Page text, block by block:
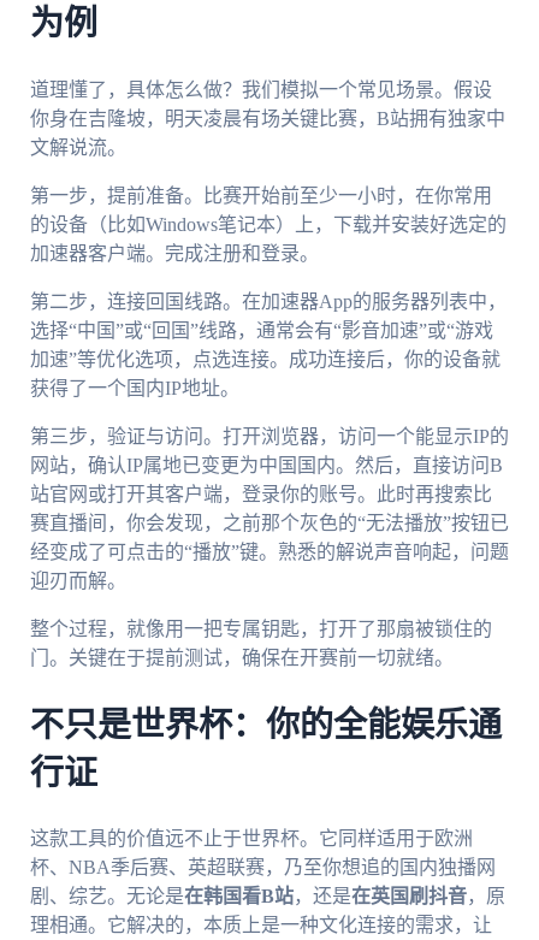
为例
道理懂了，具体怎么做？我们模拟一个常见场景。假设
你身在吉隆坡，明天凌晨有场关键比赛，B站拥有独家中
文解说流。
第一步，提前准备。比赛开始前至少一小时，在你常用
的设备（比如Windows笔记本）上，下载并安装好选定的
加速器客户端。完成注册和登录。
第二步，连接回国线路。在加速器App的服务器列表中，
选择“中国”或“回国”线路，通常会有“影音加速”或“游戏
加速”等优化选项，点选连接。成功连接后，你的设备就
获得了一个国内IP地址。
第三步，验证与访问。打开浏览器，访问一个能显示IP的
网站，确认IP属地已变更为中国国内。然后，直接访问B
站官网或打开其客户端，登录你的账号。此时再搜索比
赛直播间，你会发现，之前那个灰色的“无法播放”按钮已
经变成了可点击的“播放”键。熟悉的解说声音响起，问题
迎刃而解。
整个过程，就像用一把专属钥匙，打开了那扇被锁住的
门。关键在于提前测试，确保在开赛前一切就绪。
不只是世界杯：你的全能娱乐通
行证
这款工具的价值远不止于世界杯。它同样适用于欧洲
杯、NBA季后赛、英超联赛，乃至你想追的国内独播网
剧、综艺。无论是在韩国看B站，还是在英国刷抖音，原
理相通。它解决的，本质上是一种文化连接的需求，让